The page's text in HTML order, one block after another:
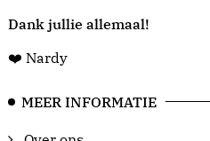
Dank jullie allemaal!
❤️ Nardy
MEER INFORMATIE